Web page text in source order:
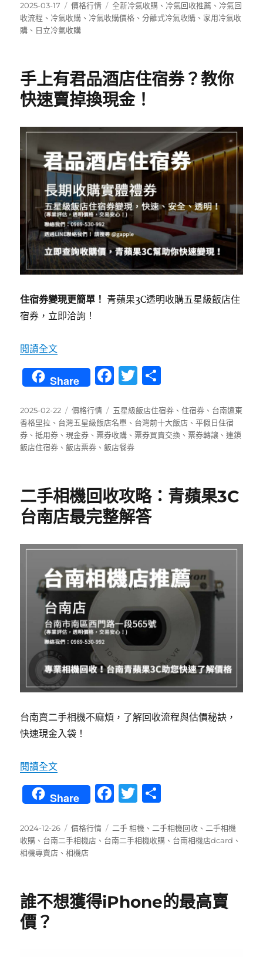
c
e
o
o
k
it
te
發
佈
日
2025-03-17
分
類
價格行情
標
籤
全新冷氣收購 、 冷氣回收推薦 、 冷氣回
收流程 、 冷氣收購 、 冷氣收購價格 、分離式冷氣收購 、 家用冷氣收
購 、 日立冷氣收購
手上有君品酒店住宿券？教你
快速賣掉換現金！
住宿券變現更簡單！ 青蘋果3C透明收購五星級飯店住
宿券，立即洽詢！
閱讀全文〈手上有君品酒店住宿券？教你快速賣掉換現金
Share
F
c
e
b
o
k
T
it
te
發
佈
日
期:
2025-02-22
分
類
價格行情
標
籤
五星級飯店住宿券 、住宿券 、 台南遠東
香格里拉 、 台灣五星級飯店名單 、 台灣前十大飯店 、平假日住宿
券 、抵用券 、現金券 、票券收購 、票券買賣交換 、票券轉讓 、連鎖
飯店住宿券 、飯店票券 、飯店餐券
二手相機回收攻略：青蘋果3C
台南店最完整解答
台南賣二手相機不麻煩，了解回收流程與估價秘訣，
快速現金入袋！
閱讀全文〈二手相機回收攻略：青蘋果3C台南店最完整解
Share
F
c
e
o
T
it
te
發
佈
日
2024-12-26
分
類
價格行情
標
籤
二手 相機 、 二手相機回收 、 二手相機
收購 、 台南二手相機店 、 台南二手相機收購 、 台南相機店dcard 、
相機專賣店 、相機店
誰不想獲得iPhone的最高賣
價？